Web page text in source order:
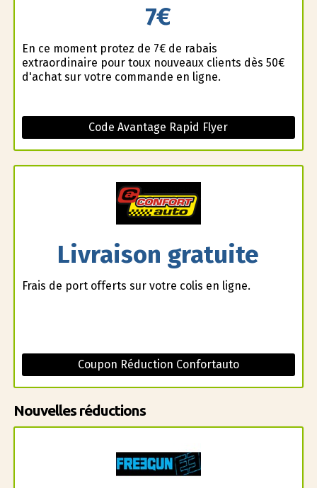
7€
En ce moment profitez de 7€ de rabais
extraordinaire pour toux nouveaux clients dès 50€
d'achat sur votre commande en ligne.
Code Avantage Rapid Flyer
Livraison gratuite
Frais de port offerts sur votre colis en ligne.
Coupon Réduction Confortauto
Nouvelles réductions